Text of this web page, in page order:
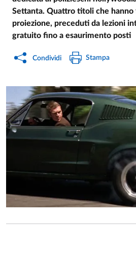
Settanta. Quattro titoli che
proiezione, preceduti da lezioni
gratuito fino a esaurimento posti
Condividi Stampa